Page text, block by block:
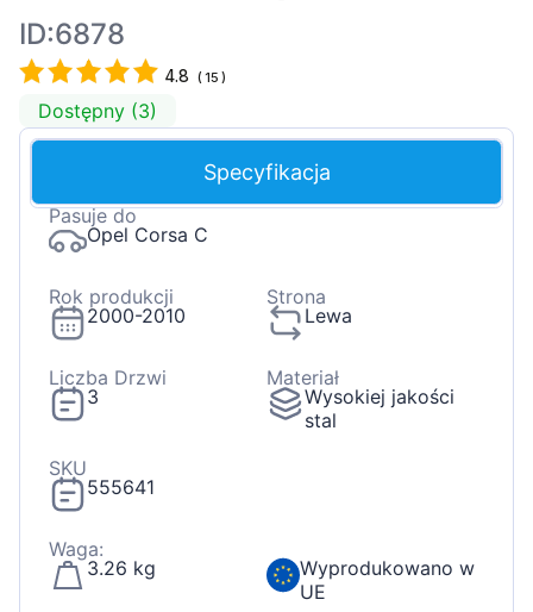
ID:6878
4.8 (15 )
Dostępny (3)
Specyfikacja
Pasuje do
Opel Corsa C
Rok produkcji
2000-2010
Strona
Lewa
Liczba Drzwi
3
Materiał
Wysokiej jakości
stal
SKU
555641
Waga:
3.26 kg
Wyprodukowano w
UE